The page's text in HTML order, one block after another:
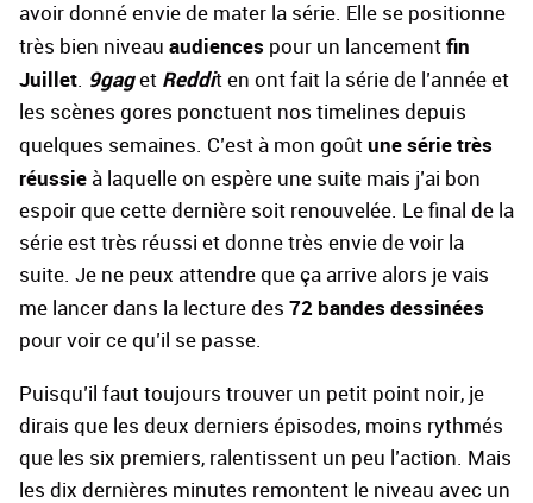
avoir donné envie de mater la série. Elle se positionne
très bien niveau audiences pour un lancement fin
Juillet. 9gaget Reddit en ont fait la série de l’année et
les scènes gores ponctuent nos timelines depuis
quelques semaines. C’est à mon goût une série très
réussie à laquelle on espère une suite mais j’ai bon
espoir que cette dernière soit renouvelée. Le final de la
série est très réussi et donne très envie de voir la
suite. Je ne peux attendre que ça arrive alors je vais
me lancer dans la lecture des 72 bandes dessinées
pour voir ce qu’il se passe.
Puisqu’il faut toujours trouver un petit point noir, je
dirais que les deux derniers épisodes, moins rythmés
que les six premiers, ralentissent un peu l’action. Mais
les dix dernières minutes remontent le niveau avec un